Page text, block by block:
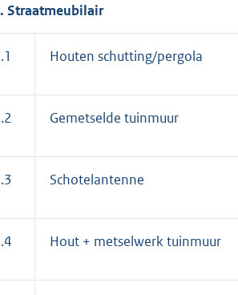
Straatmeubilair
Houten schutting/pergola
Gemetselde tuinmuur
Schotelantenne
Hout + metselwerk tuinmuur